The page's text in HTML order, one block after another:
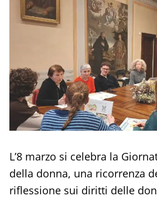
L’8 marzo si celebra la
della donna, una ricorrenza
riflessione sui diritti delle